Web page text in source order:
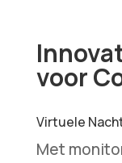
voor
Virtuele
Met